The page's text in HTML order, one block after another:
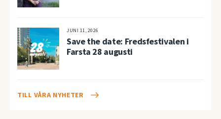
JUNI 11, 2026
Save the date: Fredsfestivalen i
Farsta 28 augusti
TILL VÅRA NYHETER